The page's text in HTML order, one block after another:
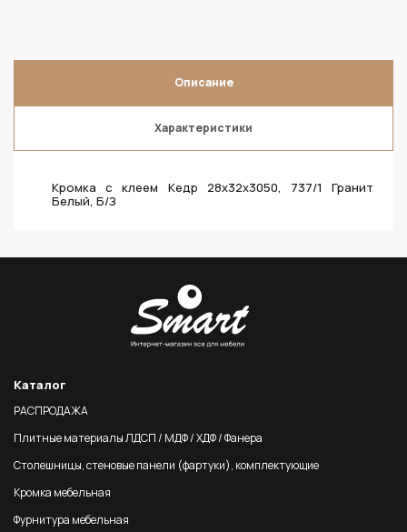
Описание
Характеристики
Кромка с клеем Кедр 28х32х3050, 737/1 Гранит
Белый, Б/З
Каталог
РАСПРОДАЖА
Плитные материалы ЛДСП / МДФ / ХДФ / Фанера
Столешницы, стеновые панели (фартуки), комплектующие
Кромка мебельная
Фурнитура мебельная